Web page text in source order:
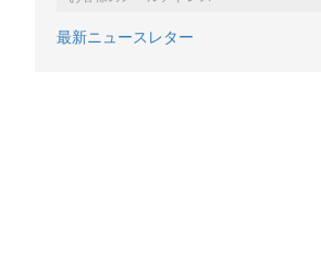
最新ニュースレター